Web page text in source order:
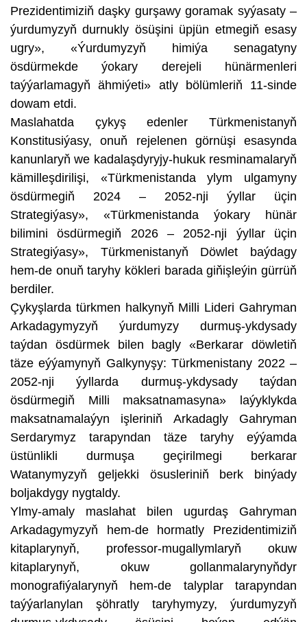
Prezidentimiziň daşky gurşawy goramak syýasaty –
ýurdumyzyň durnukly ösüşini üpjün etmegiň esasy
ugry», «Ýurdumyzyň himiýa senagatyny
ösdürmekde ýokary derejeli hünärmenleri
taýýarlamagyň ähmiýeti» atly bölümleriň 11-sinde
dowam etdi.
Maslahatda çykyş edenler Türkmenistanyň
Konstitusiýasy, onuň rejelenen görnüşi esasynda
kanunlaryň we kadalaşdyryjy-hukuk resminamalaryň
kämilleşdirilişi, «Türkmenistanda ylym ulgamyny
ösdürmegiň 2024 – 2052-nji ýyllar üçin
Strategiýasy», «Türkmenistanda ýokary hünär
bilimini ösdürmegiň 2026 – 2052-nji ýyllar üçin
Strategiýasy», Türkmenistanyň Döwlet baýdagy
hem-de onuň taryhy kökleri barada giňişleýin gürrüň
berdiler.
Çykyşlarda türkmen halkynyň Milli Lideri Gahryman
Arkadagymyzyň ýurdumyzy durmuş-ykdysady
taýdan ösdürmek bilen bagly «Berkarar döwletiň
täze eýýamynyň Galkynyşy: Türkmenistany 2022 –
2052-nji ýyllarda durmuş-ykdysady taýdan
ösdürmegiň Milli maksatnamasyna» laýyklykda
maksatnamalaýyn işleriniň Arkadagly Gahryman
Serdarymyz tarapyndan täze taryhy eýýamda
üstünlikli durmuşa geçirilmegi berkarar
Watanymyzyň geljekki ösusleriniň berk binýady
boljakdygy nygtaldy.
Ylmy-amaly maslahat bilen ugurdaş Gahryman
Arkadagymyzyň hem-de hormatly Prezidentimiziň
kitaplarynyň, professor-mugallymlaryň okuw
kitaplarynyň, okuw gollanmalarynyňdyr
monografiýalarynyň hem-de talyplar tarapyndan
taýýarlanylan şöhratly taryhymyzy, ýurdumyzyň